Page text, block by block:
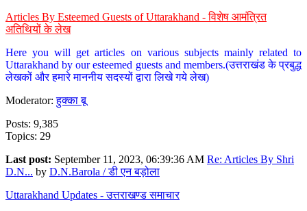
Articles By Esteemed Guests of Uttarakhand - विशेष आमंत्रित
अतिथियों के लेख
Here you will get articles on various subjects mainly related to
Uttarakhand by our esteemed guests and members.(उत्तराखंड के प्रबुद्ध
लेखकों और हमारे माननीय सदस्यों द्वारा लिखे गये लेख)
Moderator:हुक्का बू
Posts: 9,385
Topics: 29
Last post: September 11, 2023, 06:39:36 AM Re: Articles By Shri
D.N... by D.N.Barola / डी एन बड़ोला
Uttarakhand Updates - उत्तराखण्ड समाचार